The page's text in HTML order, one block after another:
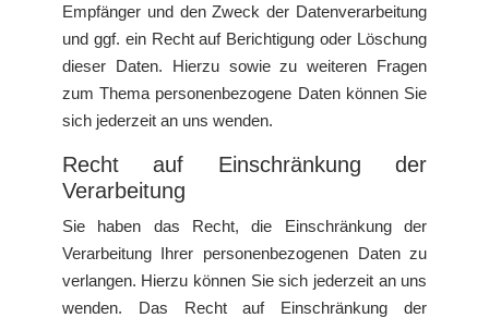
Empfänger und den Zweck der Datenverarbeitung
und ggf. ein Recht auf Berichtigung oder Löschung
dieser Daten. Hierzu sowie zu weiteren Fragen
zum Thema personenbezogene Daten können Sie
sich jederzeit an uns wenden.
Recht auf Einschränkung der
Verarbeitung
Sie haben das Recht, die Einschränkung der
Verarbeitung Ihrer personenbezogenen Daten zu
verlangen. Hierzu können Sie sich jederzeit an uns
wenden. Das Recht auf Einschränkung der